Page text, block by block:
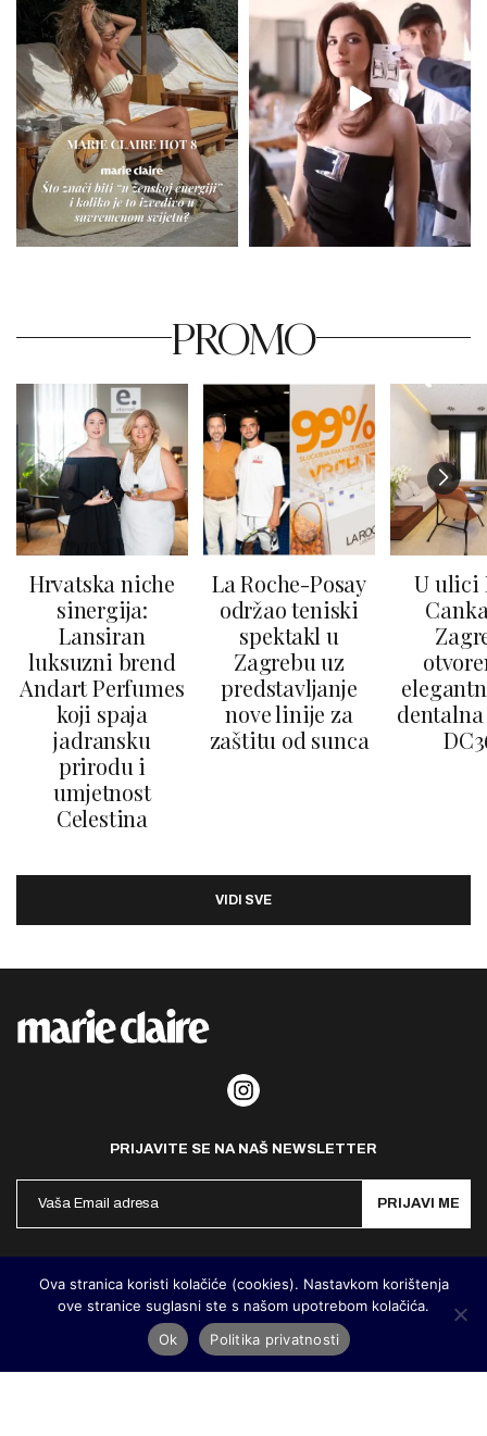
PROMO
Hrvatska niche
sinergija:
Lansiran
luksuzni brend
Andart Perfumes
koji spaja
jadransku
prirodu i
umjetnost
Celestina
La Roche-Posay
održao teniski
spektakl u
Zagrebu uz
predstavljanje
nove linije za
zaštitu od sunca
U ulici
VIDI SVE
PRIJAVITE SE NA NAŠ NEWSLETTER
PRIJAVI ME
MarieClaire Hrvatska 2026. Designed and developed by Cubes
Ova stranica koristi kolačiće (cookies). Nastavkom korištenja
ove stranice suglasni ste s našom upotrebom kolačića.
Ok
Politika privatnosti